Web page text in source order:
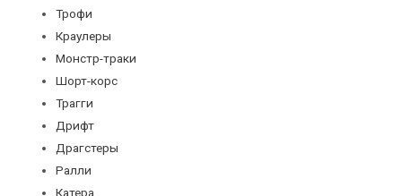
Трофи
Краулеры
Монстр-траки
Шорт-корс
Трагги
Дрифт
Драгстеры
Ралли
Катера